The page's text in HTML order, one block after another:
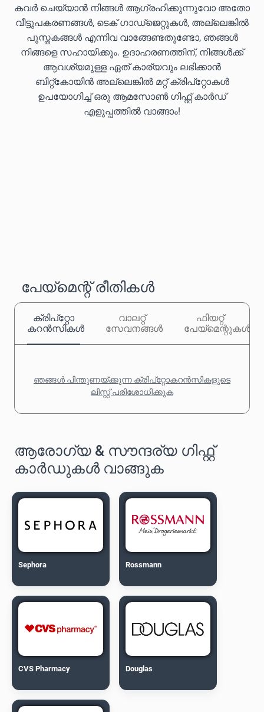
കവർ ചെയ്യാൻ നിങ്ങൾ ആഗ്രഹിക്കുന്നുവോ അതോ
വീട്ടുപകരണങ്ങൾ, ടെക് ഗാഡ്‌ജെറ്റുകൾ, അല്ലെങ്കിൽ
പുസ്തകങ്ങൾ എന്നിവ വാങ്ങേണ്ടതുണ്ടോ, ഞങ്ങൾ
നിങ്ങളെ സഹായിക്കും. ഉദാഹരണത്തിന്, നിങ്ങൾക്ക്
ആവശ്യമുള്ള ഏത് കാര്യവും ലഭിക്കാൻ
ബിറ്റ്കോയിൻ അല്ലെങ്കിൽ മറ്റ് ക്രിപ്‌റ്റോകൾ
ഉപയോഗിച്ച് ഒരു ആമസോൺ ഗിഫ്റ്റ് കാർഡ്
എളുപ്പത്തിൽ വാങ്ങാം!
പേയ്‌മെന്റ് രീതികൾ
ക്രിപ്‌റ്റോ
കറൻസികൾ
വാലറ്റ്
സേവനങ്ങൾ
ഫിയറ്റ്
പേയ്‌മെന്റുകൾ
ഞങ്ങൾ പിന്തുണയ്ക്കുന്ന ക്രിപ്‌റ്റോകറൻസികളുടെ
ലിസ്റ്റ് പരിശോധിക്കുക
ആരോഗ്യ & സൗന്ദര്യ ഗിഫ്റ്റ്
കാർഡുകൾ വാങ്ങുക
Sephora Rossmann
CVS Pharmacy Douglas